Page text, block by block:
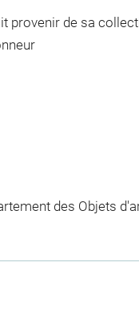
provenir de sa
des Objets